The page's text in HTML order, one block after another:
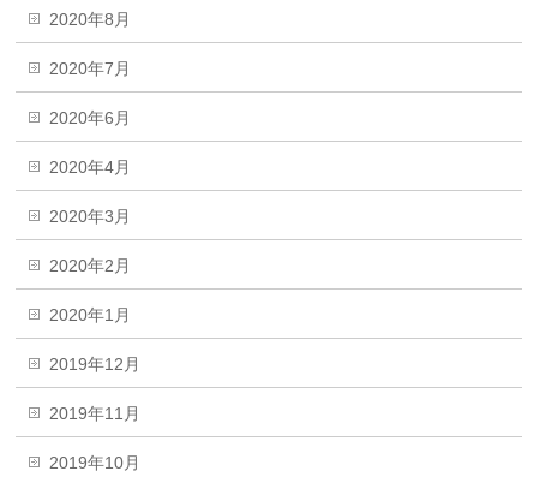
2020年8月
2020年7月
2020年6月
2020年4月
2020年3月
2020年2月
2020年1月
2019年12月
2019年11月
2019年10月